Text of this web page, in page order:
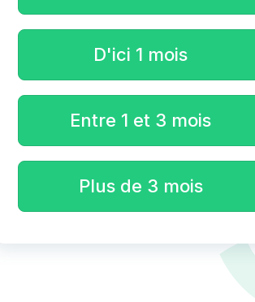
D'ici 1 mois
Entre 1 et 3 mois
Plus de 3 mois